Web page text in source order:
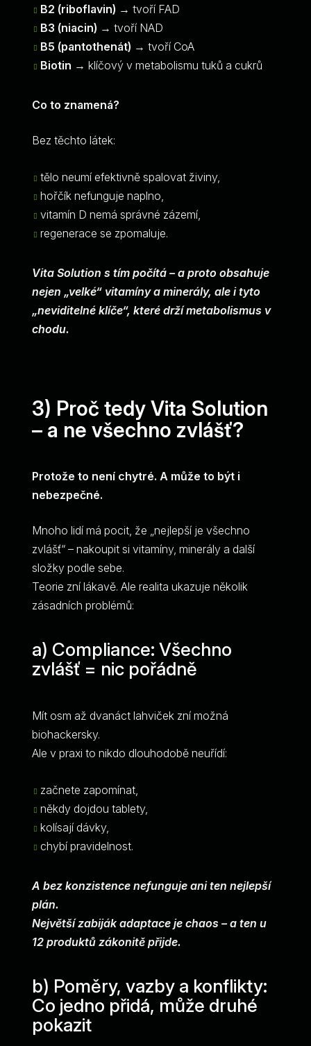
B2 (riboflavin) → tvoří FAD
B3 (niacin) → tvoří NAD
B5 (pantothenát) → tvoří CoA
Biotin → klíčový v metabolismu tuků a cukrů
Co to znamená?
Bez těchto látek:
tělo neumí efektivně spalovat živiny,
hořčík nefunguje naplno,
vitamín D nemá správné zázemí,
regenerace se zpomaluje.
Vita Solution s tím počítá – a proto obsahuje
nejen „velké“ vitamíny a minerály, ale i tyto
„neviditelné klíče“, které drží metabolismus v
chodu.
3) Proč tedy Vita Solution
– a ne všechno zvlášť?
Protože to není chytré. A může to být i
nebezpečné.
Mnoho lidí má pocit, že „nejlepší je všechno
zvlášť“ – nakoupit si vitamíny, minerály a další
složky podle sebe.
Teorie zní lákavě. Ale realita ukazuje několik
zásadních problémů:
a) Compliance: Všechno
zvlášť = nic pořádně
Mít osm až dvanáct lahviček zní možná
biohackersky.
Ale v praxi to nikdo dlouhodobě neuřídí:
začnete zapomínat,
někdy dojdou tablety,
kolísají dávky,
chybí pravidelnost.
A bez konzistence nefunguje ani ten nejlepší
plán.
Největší zabiják adaptace je chaos – a ten u
12 produktů zákonitě přijde.
b) Poměry, vazby a konflikty:
Co jedno přidá, může druhé
pokazit